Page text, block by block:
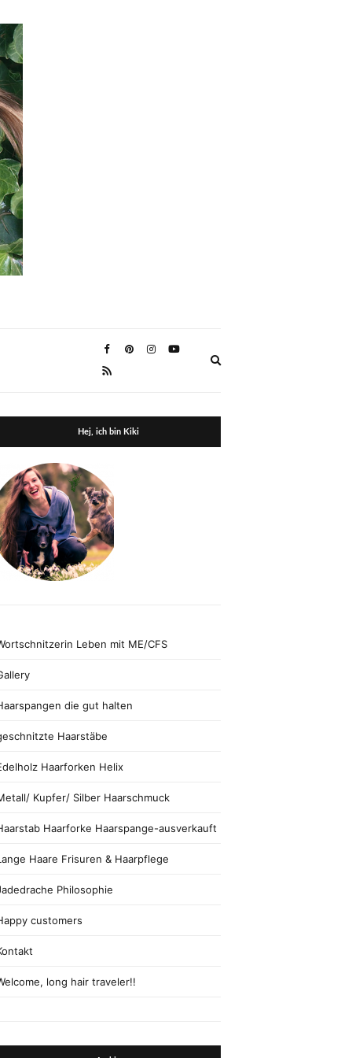
Hej, ich bin Kiki
Leben mit ME/CFS
die gut halten
Haarstäbe
Haarforken Helix
Kupfer/ Silber Haarschmuck
Haarforke Haarspange-ausverkauft
Haare Frisuren & Haarpflege
Philosophie
customers
long hair traveler!!